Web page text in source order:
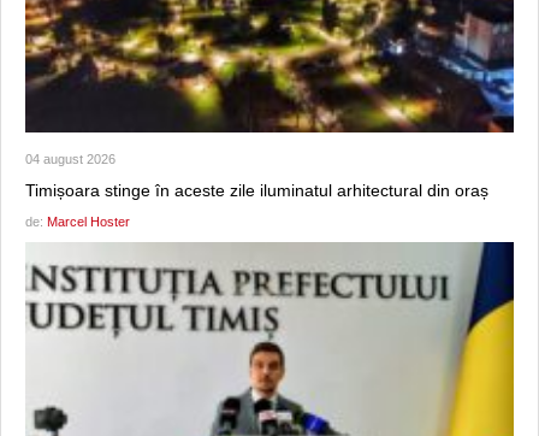
04 august 2026
Timișoara stinge în aceste zile iluminatul arhitectural din oraș
de: Marcel Hoster